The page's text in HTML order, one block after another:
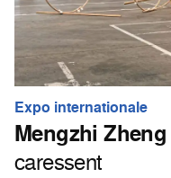
Expo internationale
Mengzhi Zheng
caressent